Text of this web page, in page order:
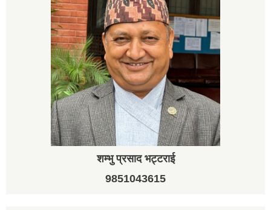
शम्भु प्रसाद भट्टराई
9851043615